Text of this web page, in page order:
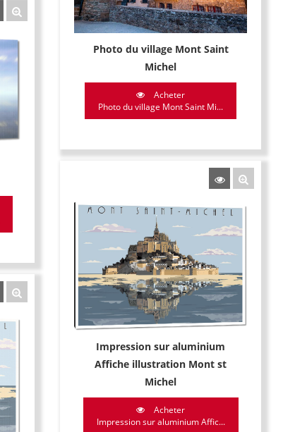
Photo du village Mont Saint
Michel
Acheter
Photo du village Mont Saint Mi...
Impression sur aluminium
Affiche illustration Mont st
Michel
Acheter
Impression sur aluminium Affic...